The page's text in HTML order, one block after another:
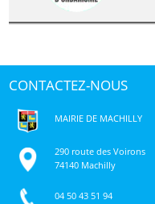
CONTACTEZ-NOUS
MAIRIE DE MACHILLY
290 route des Voirons
74140 Machilly
04 50 43 51 94